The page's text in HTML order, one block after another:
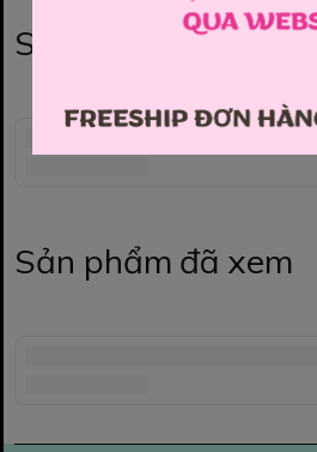
Sản phẩm liên quan
Sản phẩm đã xem